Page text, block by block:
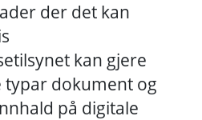
der det kan
kan gjere
typar dokument og
på digitale